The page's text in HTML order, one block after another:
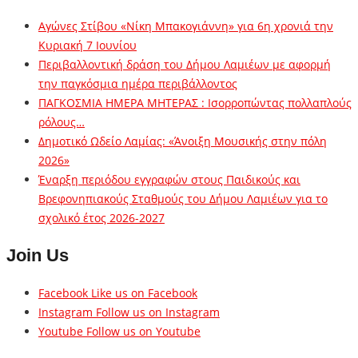
Αγώνες Στίβου «Νίκη Μπακογιάννη» για 6η χρονιά την
Κυριακή 7 Ιουνίου
Περιβαλλοντική δράση του Δήμου Λαμιέων με αφορμή
την παγκόσμια ημέρα περιβάλλοντος
ΠΑΓΚΟΣΜΙΑ ΗΜΕΡΑ ΜΗΤΕΡΑΣ : Ισορροπώντας πολλαπλούς
ρόλους…
Δημοτικό Ωδείο Λαμίας: «Άνοιξη Μουσικής στην πόλη
2026»
Έναρξη περιόδου εγγραφών στους Παιδικούς και
Βρεφονηπιακούς Σταθμούς του Δήμου Λαμιέων για το
σχολικό έτος 2026-2027
Join Us
Facebook Like us on Facebook
Instagram Follow us on Instagram
Youtube Follow us on Youtube